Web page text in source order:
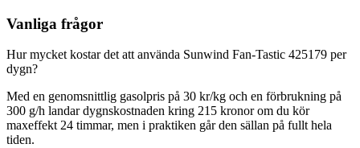
Vanliga frågor
Hur mycket kostar det att använda Sunwind Fan-Tastic 425179 per
dygn?
Med en genomsnittlig gasolpris på 30 kr/kg och en förbrukning på
300 g/h landar dygnskostnaden kring 215 kronor om du kör
maxeffekt 24 timmar, men i praktiken går den sällan på fullt hela
tiden.